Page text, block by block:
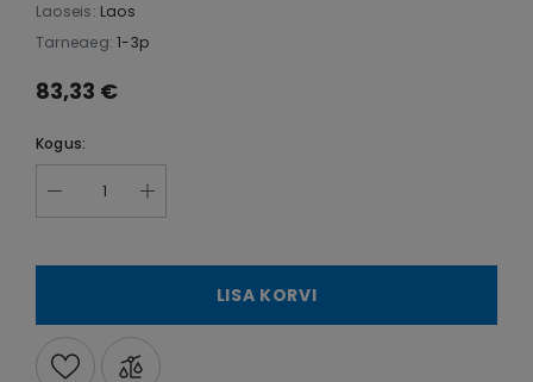
Laoseis: Laos
Tarneaeg: 1-3p
83,33 €
Kogus:
LISA KORVI